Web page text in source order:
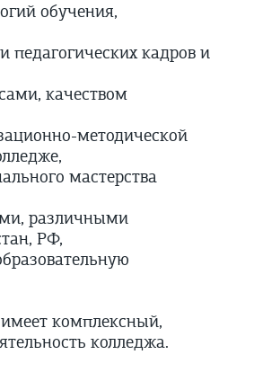
обучения,
кадров и
качеством
методической
мастерства
различными
РФ,
комплексный,
колледжа.